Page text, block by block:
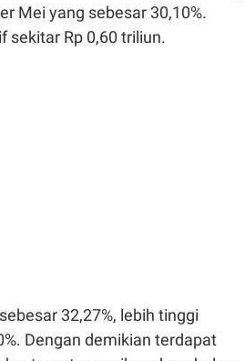
Mei yang sebesar 30,10%.
sekitar Rp 0,60 triliun.
32,27%, lebih tinggi
Dengan demikian terdapat